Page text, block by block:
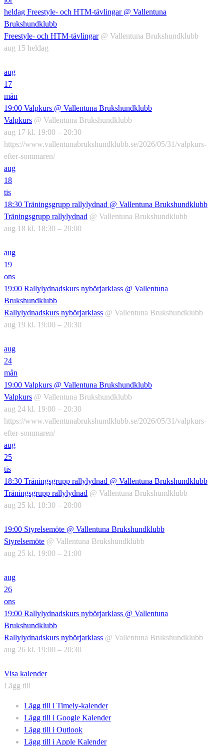
heldag Freestyle- och HTM-tävlingar @ Vallentuna
Brukshundklubb
Freestyle- och HTM-tävlingar @ Vallentuna Brukshundklubb
aug 15 heldag
aug
17
mån
19:00 Valpkurs @ Vallentuna Brukshundklubb
Valpkurs @ Vallentuna Brukshundklubb
aug 17 kl. 19:00 – 20:30
https://www.vallentunabrukshundklubb.se/2026/05/31/valpkurs-
efter-sommaren/
aug
18
tis
18:30 Träningsgrupp rallylydnad @ Vallentuna Brukshundklubb
Träningsgrupp rallylydnad @ Vallentuna Brukshundklubb
aug 18 kl. 18:30 – 20:00
aug
19
ons
19:00 Rallylydnadskurs nybörjarklass @ Vallentuna
Brukshundklubb
Rallylydnadskurs nybörjarklass @ Vallentuna Brukshundklubb
aug 19 kl. 19:00 – 20:30
aug
24
mån
19:00 Valpkurs @ Vallentuna Brukshundklubb
Valpkurs @ Vallentuna Brukshundklubb
aug 24 kl. 19:00 – 20:30
https://www.vallentunabrukshundklubb.se/2026/05/31/valpkurs-
efter-sommaren/
aug
25
tis
18:30 Träningsgrupp rallylydnad @ Vallentuna Brukshundklubb
Träningsgrupp rallylydnad @ Vallentuna Brukshundklubb
aug 25 kl. 18:30 – 20:00
19:00 Styrelsemöte @ Vallentuna Brukshundklubb
Styrelsemöte @ Vallentuna Brukshundklubb
aug 25 kl. 19:00 – 21:00
aug
26
ons
19:00 Rallylydnadskurs nybörjarklass @ Vallentuna
Brukshundklubb
Rallylydnadskurs nybörjarklass @ Vallentuna Brukshundklubb
aug 26 kl. 19:00 – 20:30
Visa kalender
Lägg till
Lägg till i Timely-kalender
Lägg till i Google Kalender
Lägg till i Outlook
Lägg till i Apple Kalender